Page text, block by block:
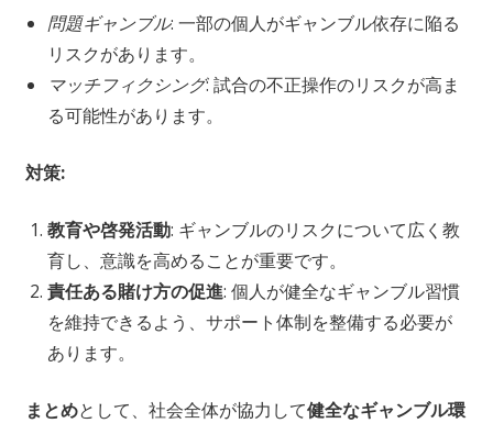
問題ギャンブル: 一部の個人がギャンブル依存に陥る
リスクがあります。
マッチフィクシング: 試合の不正操作のリスクが高ま
る可能性があります。
対策:
教育や啓発活動: ギャンブルのリスクについて広く教
育し、意識を高めることが重要です。
責任ある賭け方の促進: 個人が健全なギャンブル習慣
を維持できるよう、サポート体制を整備する必要が
あります。
まとめとして、社会全体が協力して健全なギャンブル環